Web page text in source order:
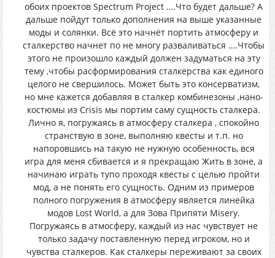
обоих проектов Spectrum Project ….Что будет дальше? А
дальше пойдут только дополнения на выше указанные
моды и солянки. Всё это начнёт портить атмосферу и
сталкерство начнет по не многу разваливаться ….Чтобы
этого не произошло каждый должен задуматься на эту
тему ,чтобы расформирования сталкерства как единого
целого не свершилось. Может быть это консерватизм,
но мне кажется добавляя в сталкер комбинезоны ,нано-
костюмы из Crisis мы портим саму сущность сталкера.
Лично я, погружаясь в атмосферу сталкера , спокойно
странствую в зоне, выполняю квесты и т.п. но
напоровшись на такую не нужную особенность, вся
игра для меня сбивается и я прекращаю Жить в зоне, а
начинаю играть тупо проходя квесты с целью пройти
мод, а не понять его сущность. Одним из примеров
полного погружения в атмосферу является линейка
модов Lost World, а для Зова Припяти Misery.
Погружаясь в атмосферу, каждый из нас чувствует не
только задачу поставленную перед игроком, но и
чувства сталкеров. Как сталкеры переживают за своих